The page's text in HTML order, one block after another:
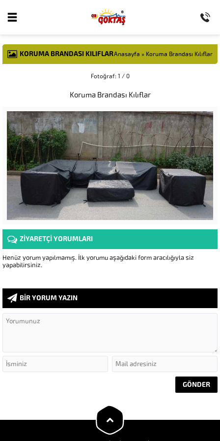
KORUMA BRANDASI KILIFLARAnasayfa » Koruma Brandası Kılıflar
Fotoğraf: 1 / 0
Koruma Brandası Kılıflar
ZİYARETÇİ YORUMLARI
Henüz yorum yapılmamış. İlk yorumu aşağıdaki form aracılığıyla siz
yapabilirsiniz.
BİR YORUM YAZIN